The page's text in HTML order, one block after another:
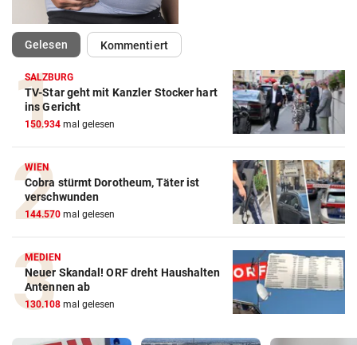
Gelesen(ausgewählt)Kommentiert
SALZBURG
TV-Star geht mit Kanzler Stocker hart
ins Gericht
150.934 mal gelesen
WIEN
Cobra stürmt Dorotheum, Täter ist
verschwunden
144.570 mal gelesen
MEDIEN
Neuer Skandal! ORF dreht Haushalten
Antennen ab
130.108 mal gelesen